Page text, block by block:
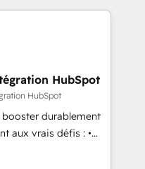
Year in 2024,
in the ecosystem,
speaks for itself.
delivering
in the UK, USA,
Singapore, and
HubSpot
HubSpot
booster durablement
aux vrais défis : •
outils (ERP,